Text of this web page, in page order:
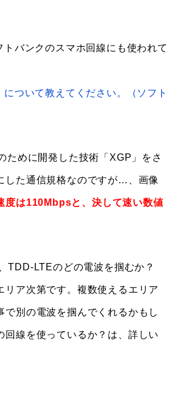
バンクのスマホ回線にも使われて
ついて教えてください。（ソフト
ために開発した技術「XGP」をさ
した通信規格なのですが…、画像
度は110Mbpsと、決して速い数値
TDD-LTEのどの電波を掴むか？
リア次第です。複数使えるエリア
で別の電波を掴んでくれるかもし
線を使っているか？は、詳しい